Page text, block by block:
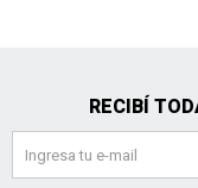
RECIBÍ